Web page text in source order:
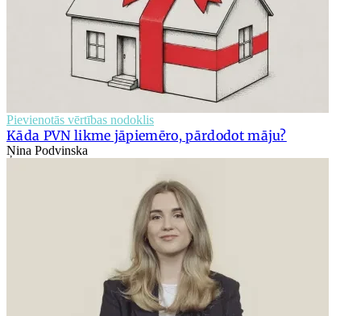
Pievienotās vērtības nodoklis
Kāda PVN likme jāpiemēro, pārdodot māju?
Ņina Podvinska